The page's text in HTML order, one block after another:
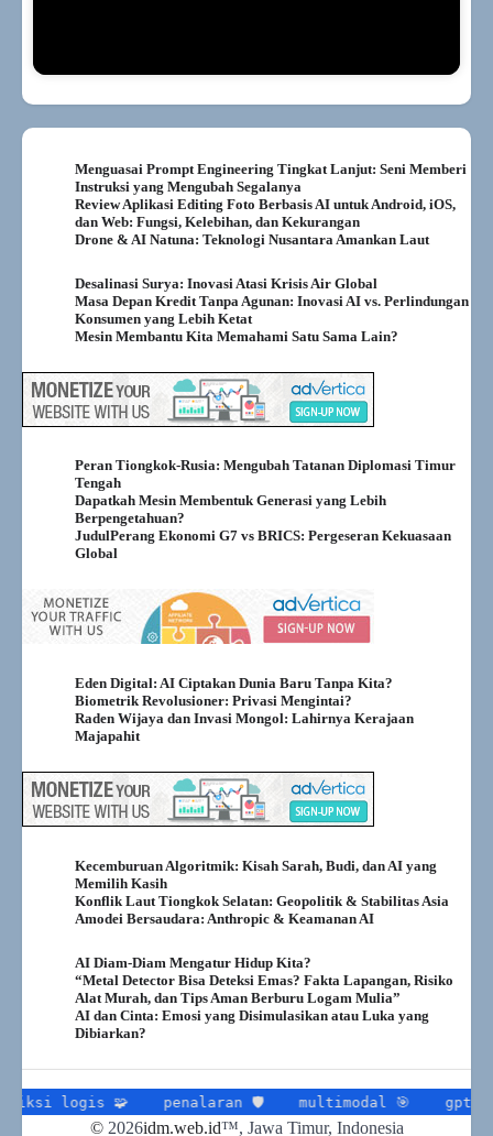
Menguasai Prompt Engineering Tingkat Lanjut: Seni Memberi
Instruksi yang Mengubah Segalanya
Review Aplikasi Editing Foto Berbasis AI untuk Android, iOS,
dan Web: Fungsi, Kelebihan, dan Kekurangan
Drone & AI Natuna: Teknologi Nusantara Amankan Laut
Desalinasi Surya: Inovasi Atasi Krisis Air Global
Masa Depan Kredit Tanpa Agunan: Inovasi AI vs. Perlindungan
Konsumen yang Lebih Ketat
Mesin Membantu Kita Memahami Satu Sama Lain?
Peran Tiongkok-Rusia: Mengubah Tatanan Diplomasi Timur
Tengah
Dapatkah Mesin Membentuk Generasi yang Lebih
Berpengetahuan?
JudulPerang Ekonomi G7 vs BRICS: Pergeseran Kekuasaan
Global
Eden Digital: AI Ciptakan Dunia Baru Tanpa Kita?
Biometrik Revolusioner: Privasi Mengintai?
Raden Wijaya dan Invasi Mongol: Lahirnya Kerajaan
Majapahit
Kecemburuan Algoritmik: Kisah Sarah, Budi, dan AI yang
Memilih Kasih
Konflik Laut Tiongkok Selatan: Geopolitik & Stabilitas Asia
Amodei Bersaudara: Anthropic & Keamanan AI
AI Diam-Diam Mengatur Hidup Kita?
“Metal Detector Bisa Deteksi Emas? Fakta Lapangan, Risiko
Alat Murah, dan Tips Aman Berburu Logam Mulia”
AI dan Cinta: Emosi yang Disimulasikan atau Luka yang
Dibiarkan?
🧩 penalaran 🛡 multimodal 🎯 gpt-5 📍
©2026idm.web.id™, Jawa Timur, Indonesia